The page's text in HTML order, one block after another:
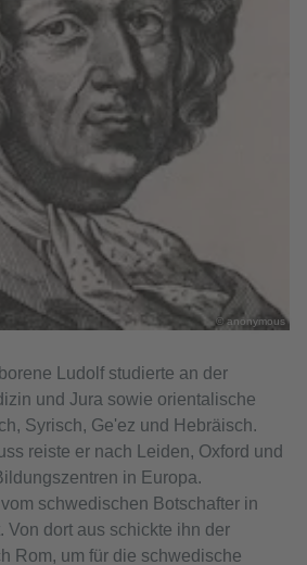
© anonymous
Ludolf studierte an der
und Jura sowie orientalische
Syrisch, Ge'ez und Hebräisch.
reiste er nach Leiden, Oxford und
in Europa.
schwedischen Botschafter in
Von dort aus schickte ihn der
Rom, um für die schwedische